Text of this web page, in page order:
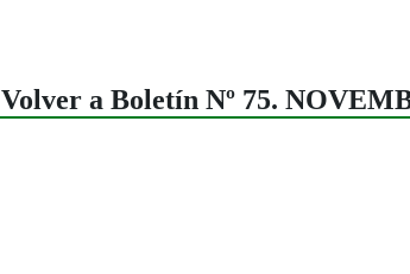
Volver a Boletín Nº 75.